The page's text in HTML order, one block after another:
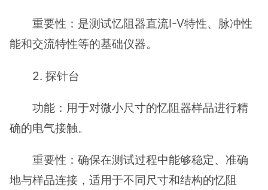
重要性：是测试忆阻器直流I-V特性、脉冲性
能和交流特性等的基础仪器。
2. 探针台
功能：用于对微小尺寸的忆阻器样品进行精
确的电气接触。
重要性：确保在测试过程中能够稳定、准确
地与样品连接，适用于不同尺寸和结构的忆阻